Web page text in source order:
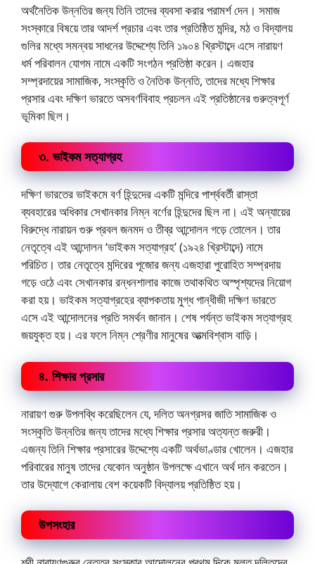
অর্থনৈতিক উন্নতির জন্য তিনি তাদের ব্যবসা করার পরামর্শ দেন। সমাজ
সংস্কারে বিষয়ে তার আদর্শ প্রচার এবং তার প্রতিষ্ঠিত মন্দির, মঠ ও বিদ্যালয়
গুলির মধ্যে সমন্বয় সাধনের উদ্দেশ্যে তিনি ১৯০৪ খ্রিস্টাব্দে এসে নারায়ণ
ধর্ম পরিবালন যোগম নামে একটি সংগঠন প্রতিষ্ঠা করেন। এজহার
সম্প্রদায়ের সামাজিক, সংস্কৃতি ও নৈতিক উন্নতি, তাদের মধ্যে শিক্ষার
প্রসার এবং দক্ষিণ ভারতে অসবর্ণবিবাহ প্রচলন এই প্রতিষ্ঠানের গুরুত্বপূর্ণ
ভূমিকা ছিল।
৩. ভাইকম সত্যাগ্রহ
দক্ষিণ ভারতের ভাইকমে বর্ণ হিন্দুদের একটি মন্দিরে পার্শ্ববর্তী রাস্তা
ব্যবহারের অধিকার সেখানকার নিম্ন বর্ণের হিন্দুদের ছিল না। এই অন্যায়ের
বিরুদ্ধে নারায়ন গুরু প্রবল জনমদ ও তীব্র আন্দোলন গড়ে তোলেন। তার
নেতৃত্বে এই আন্দোলন ‘ভাইকম সত্যাগ্রহ’ (১৯২৪ খ্রিস্টাব্দে) নামে
পরিচিত। তার নেতৃত্বে মন্দিরের পূজোর জন্য এজহারা পুরোহিত সম্প্রদায়
গড়ে ওঠে এবং সেখানকার রন্ধনশালার কাজে তথাকথিত অস্পৃশ্যদের নিয়োগ
করা হয়। ভাইকম সত্যাগ্রহের ব্যাপকতায় মুগ্ধ গান্ধীজী দক্ষিণ ভারতে
এসে এই আন্দোলনের প্রতি সমর্থন জানান। শেষ পর্যন্ত ভাইকম সত্যাগ্রহ
জয়যুক্ত হয়। এর ফলে নিম্ন শ্রেণীর মানুষের আত্মবিশ্বাস বাড়ি।
৪. শিক্ষার প্রসার
নারায়ণ গুরু উপলব্ধি করেছিলেন যে, দলিত অনগ্রসর জাতি সামাজিক ও
সংস্কৃতি উন্নতির জন্য তাদের মধ্যে শিক্ষার প্রসার অত্যন্ত জরুরী।
এজন্য তিনি শিক্ষার প্রসারের উদ্দেশ্যে একটি অর্থভাণ্ডার খোলেন। এজহার
পরিবারের মানুষ তাদের যেকোন অনুষ্ঠান উপলক্ষে এখানে অর্থ দান করতেন।
তার উদ্যোগে কেরালায় বেশ কয়েকটি বিদ্যালয় প্রতিষ্ঠিত হয়।
উপসংহার